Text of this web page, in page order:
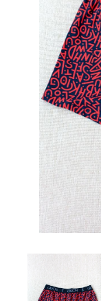
Жакеты,
Капри
Кардиганы
Комплекты
Легинсы
Лосины
Пиджаки
Платья,
Поло
Пуловеры,
Рубашки
Толстовки
Топы
Футболки